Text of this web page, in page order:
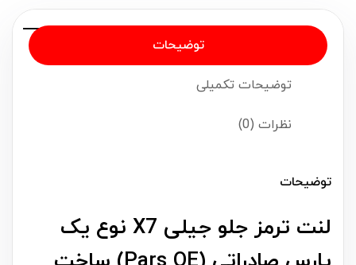
توضیحات
توضیحات تکمیلی
نظرات (0)
توضیحات
لنت ترمز جلو جیلی X7 نوع یک